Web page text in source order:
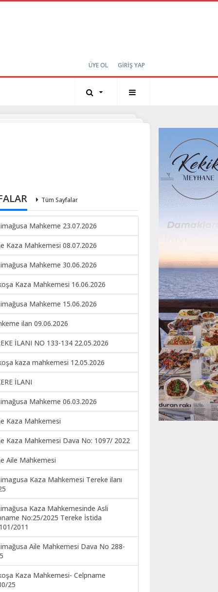
ÜYE OL GİRİŞ YAP
Tüm Sayfalar
Mahkeme 23.07.2026
Kaza Mahkemesi 08.07.2026
Mahkeme 30.06.2026
Kaza Mahkemesi 16.06.2026
Mahkeme 15.06.2026
ilan 09.06.2026
İLANI NO 133-134 22.05.2026
kaza mahkemesi 12.05.2026
İLANI
Mahkeme 06.03.2026
Kaza Mahkemesi
Kaza Mahkemesi Dava No: 1097/ 2022
Aile Mahkemesi
Kaza Mahkemesi Tereke ilanı
Kaza Mahkemesinde Asli
No:25/2025 Tereke İstida
2011
Aile Mahkemesi Dava No 288-
Kaza Mahkemesi- Celpname
25